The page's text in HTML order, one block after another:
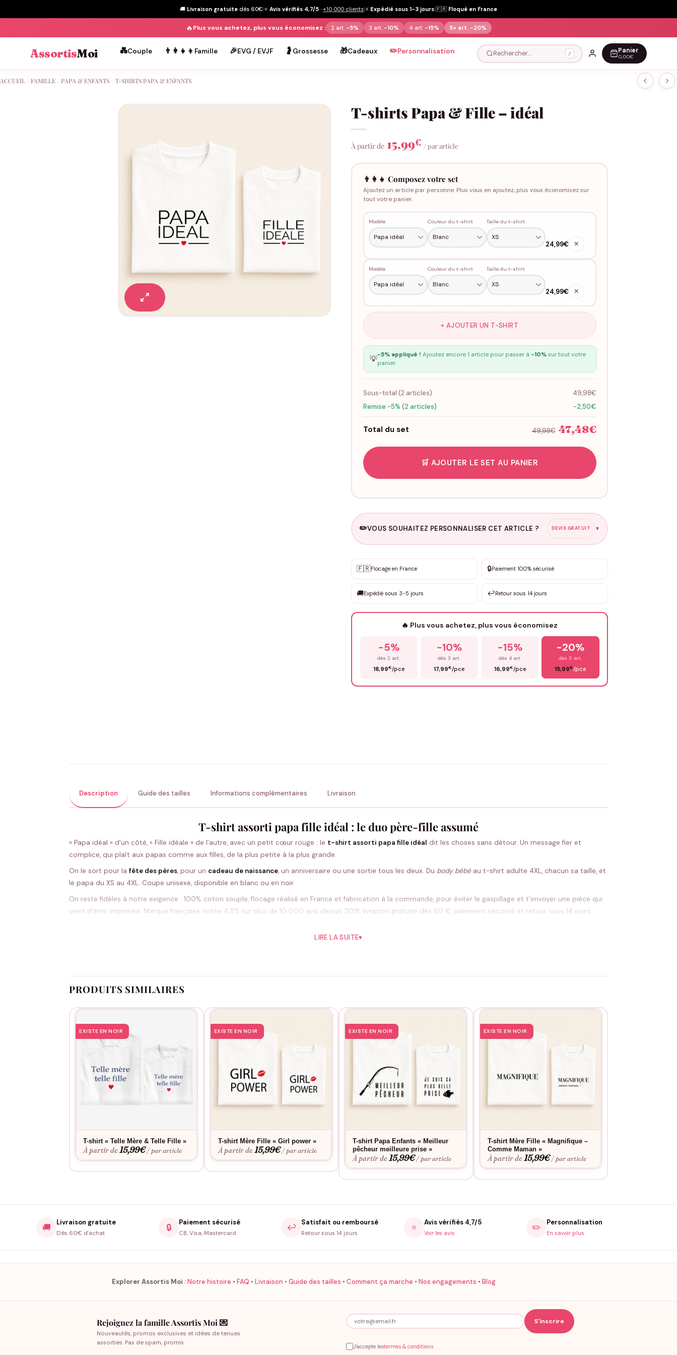
🚚 Livraison gratuite dès 60€|⭐ Avis vérifiés 4,7/5 · +10 000 clients|⚡ Expédié sous 1-3 jours|🇫🇷 Floqué en France
🔥Plus vous achetez, plus vous économisez : 2 art. -5% 3 art. -10% 4 art. -15% 5+ art. -20%
AssortisMoi 💑Couple 👨‍👩‍👧‍👦 Famille 🎉EVG / EVJF 🤰 Grossesse 🎁Cadeaux ✏️Personnalisation Rechercher… / Panier
0,00€
ACCUEIL FAMILLE PAPA & ENFANTS T-SHIRTS PAPA & ENFANTS
T-shirts Papa & Fille – idéal
À partir de 15,99€ / par article
👨‍👩‍👧 Composez votre set
Ajoutez un article par personne. Plus vous en ajoutez, plus vous économisez sur
tout votre panier.
Modèle Couleur du t-shirt Taille du t-shirt
24,99€ ✕
Modèle Couleur du t-shirt Taille du t-shirt
24,99€ ✕
+ AJOUTER UN T-SHIRT
💡-5% appliqué ! Ajoutez encore 1 article pour passer à -10%sur tout votre
panier.
Sous-total (2articles)
49,98€
Remise -5% (2 articles)
-2,50€
Total du set 49,98€ 47,48€
🛒 AJOUTER LE SET AU PANIER
✏️VOUS SOUHAITEZ PERSONNALISER CET ARTICLE ? DEVIS GRATUIT ▼
✨ Personnalisation sur mesure
DEVIS GRATUIT · Personnalisation de 3 à 10€ selon la demande
Que souhaitez-vous ?
🇫🇷Flocage en France 🔒Paiement 100% sécurisé
🚚Expédié sous 3-5 jours ↩️Retour sous 14 jours
🔥 Plus vous achetez, plus vous économisez
-5%
dès 2 art.
18,99€/pce
-10%
dès 3 art.
17,99€/pce
-15%
dès 4 art.
16,99€/pce
-20%
dès 5 art.
15,99€/pce
Description Guide des tailles Informations complémentaires Livraison
T-shirt assorti papa fille idéal : le duo père-fille assumé
« Papa idéal » d’un côté, « Fille idéale » de l’autre, avec un petit cœur rouge : le t-shirt assorti papa fille idéal dit les choses sans détour. Un message fier et
complice, qui plaît aux papas comme aux filles, de la plus petite à la plus grande.
On le sort pour la fête des pères, pour un cadeau de naissance, un anniversaire ou une sortie tous les deux. Du body bébé au t-shirt adulte 4XL, chacun sa taille, et
le papa du XS au 4XL. Coupe unisexe, disponible en blanc ou en noir.
On reste fidèles à notre exigence : 100% coton souple, flocage réalisé en France et fabrication à la commande, pour éviter le gaspillage et t’envoyer une pièce qui
vient d’être imprimée. Marque française notée 4,7/5 sur plus de 10 000 avis depuis 2018, livraison gratuite dès 60 €, paiement sécurisé et retour sous 14 jours
L’entretien est tout simple : machine à 30°C sur l’envers, sans adoucissant, séchage à l’air libre, et jamais de fer directement sur le motif. Un duo père-fille qui
LIRE LA SUITE▾
PRODUITS SIMILAIRES
EXISTE EN NOIR
T-shirt « Telle Mère & Telle Fille »
À partir de15,99€ / par article
EXISTE EN NOIR
T-shirt Mère Fille « Girl power »
À partir de15,99€ / par article
EXISTE EN NOIR
T-shirt Papa Enfants « Meilleur
pêcheur meilleure prise »
À partir de15,99€ / par article
EXISTE EN NOIR
T-shirt Mère Fille « Magnifique –
Comme Maman »
À partir de15,99€ / par article
🚚 Livraison gratuite
Dès 60€ d'achat
🔒 Paiement sécurisé
CB, Visa, Mastercard
↩️ Satisfait ou remboursé
Retour sous 14 jours
⭐ Avis vérifiés 4,7/5
Voir les avis ✏️ Personnalisation
En savoir plus
Explorer Assortis Moi :Notre histoire • FAQ • Livraison • Guide des tailles • Comment ça marche • Nos engagements • Blog
Rejoignez la famille Assortis Moi 💌
Nouveautés, promos exclusives et idées de tenues
assorties. Pas de spam, promis.
J'accepte lestermes & conditions